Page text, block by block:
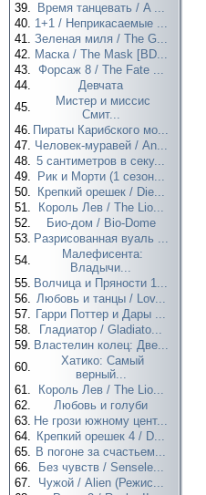
39.
Время танцевать / A ...
40. 1+1 / Неприкасаемые ...
41. Зеленая миля / The G...
42. Маска / The Mask [BD...
43. Форсаж 8 / The Fate ...
44.
Девчата
45.
Мистер и миссис
Смит...
46. Пираты Карибского мо...
47. Человек-муравей / An...
48. 5 сантиметров в секу...
49.
Рик и Морти (1 сезон...
50.
Крепкий орешек / Die...
51.
Король Лев / The Lio...
52.
Био-дом / Bio-Dome
53. Разрисованная вуаль ...
54.
Малефисента:
Владычи...
55. Волчица и Пряности 1...
56. Любовь и танцы / Lov...
57. Гарри Поттер и Дары ...
58.
Гладиатор / Gladiato...
59. Властелин колец: Две...
60.
Хатико: Самый
верный...
61.
Король Лев / The Lio...
62.
Любовь и голуби
63. Не грози южному цент...
64. Крепкий орешек 4 / D...
65. В погоне за счастьем...
66.
Без чувств / Sensele...
67.
Чужой / Alien (Режис...